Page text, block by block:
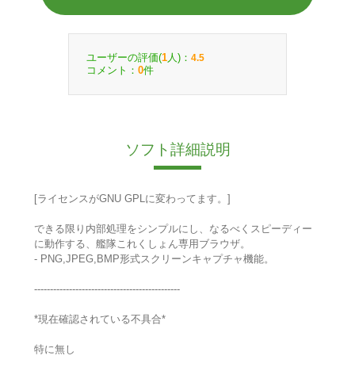
ユーザーの評価(1 人)： 4.5
コメント： 0件
ソフト詳細説明
[ライセンスがGNU GPLに変わってます。]
できる限り内部処理をシンプルにし、なるべくスピーディー
に動作する、艦隊これくしょん専用ブラウザ。
- PNG,JPEG,BMP形式スクリーンキャプチャ機能。
----------------------------------------------
*現在確認されている不具合*
特に無し